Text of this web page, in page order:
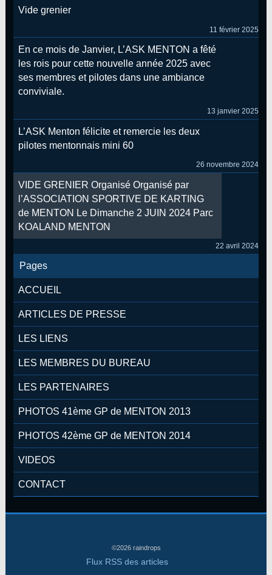
Vide grenier
11 février 2025
En ce mois de Janvier, L’ASK MENTON a fêté
les rois pour cette nouvelle année 2025 avec
ses membres et pilotes dans une ambiance
conviviale.
13 janvier 2025
L’ASK Menton félicite et remercie les deux
pilotes mentonnais mini 60
26 novembre 2024
VIDE GRENIER Organisé Organisé par
l’ASSOCIATION SPORTIVE DE KARTING
de MENTON Le Dimanche 2 JUIN 2024 Parc
KOALAND MENTON
22 avril 2024
Pages
ACCUEIL
ARTICLES DE PRESSE
LES LIENS
LES MEMBRES DU BUREAU
LES PARTENAIRES
PHOTOS 41ème GP de MENTON 2013
PHOTOS 42ème GP de MENTON 2014
VIDEOS
CONTACT
©2026 raindrops
Flux RSS des articles